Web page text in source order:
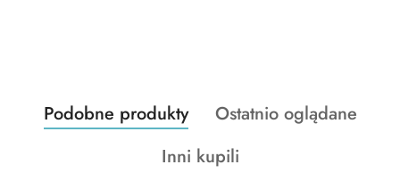
Pomiń karuzelę produktów
Produkty
o
Podobne produkty
Produkty
statusie:
Ostatnio oglądane
Produkty
Inni kupili